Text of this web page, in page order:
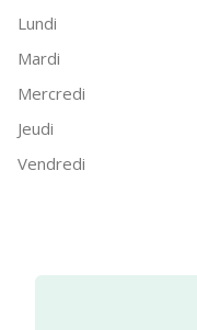
Lundi
Mardi
Mercredi
Jeudi
Vendredi